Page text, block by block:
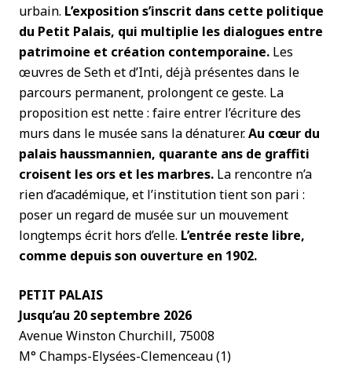
urbain. L’exposition s’inscrit dans cette politique
du Petit Palais, qui multiplie les dialogues entre
patrimoine et création contemporaine. Les
œuvres de Seth et d’Inti, déjà présentes dans le
parcours permanent, prolongent ce geste. La
proposition est nette : faire entrer l’écriture des
murs dans le musée sans la dénaturer.Au cœur du
palais haussmannien, quarante ans de graffiti
croisent les ors et les marbres. La rencontre n’a
rien d’académique, et l’institution tient son pari :
poser un regard de musée sur un mouvement
longtemps écrit hors d’elle. L’entrée reste libre,
comme depuis son ouverture en 1902.
PETIT PALAIS
Jusqu’au 20 septembre 2026
Avenue Winston Churchill, 75008
M° Champs-Elysées-Clemenceau (1)